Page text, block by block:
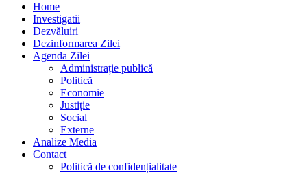
Home
Investigatii
Dezvăluiri
Dezinformarea Zilei
Agenda Zilei
Administrație publică
Politică
Economie
Justiție
Social
Externe
Analize Media
Contact
Politică de confidențialitate